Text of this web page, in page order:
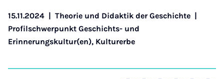
15.11.2024 | Theorie und Didaktik der Geschichte |
Profilschwerpunkt Geschichts- und
Erinnerungskultur(en), Kulturerbe